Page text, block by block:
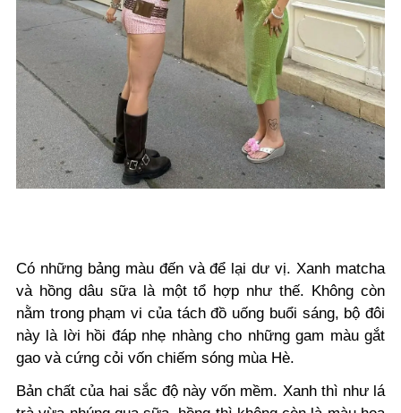
Có những bảng màu đến và để lại dư vị. Xanh matcha
và hồng dâu sữa là một tổ hợp như thế. Không còn
nằm trong phạm vi của tách đồ uống buổi sáng, bộ đôi
này là lời hồi đáp nhẹ nhàng cho những gam màu gắt
gao và cứng cỏi vốn chiếm sóng mùa Hè.
Bản chất của hai sắc độ này vốn mềm. Xanh thì như lá